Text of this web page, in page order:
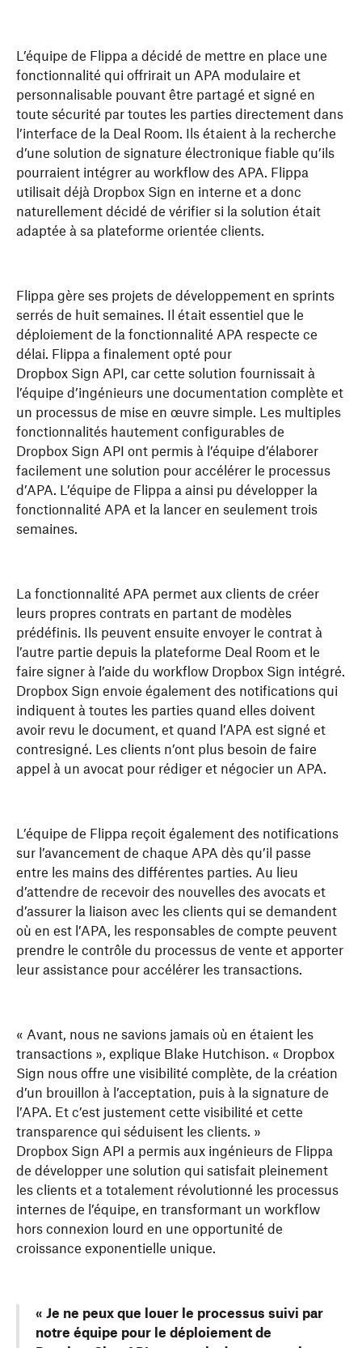
L’équipe de Flippa a décidé de mettre en place une
fonctionnalité qui offrirait un APA modulaire et
personnalisable pouvant être partagé et signé en
toute sécurité par toutes les parties directement dans
l’interface de la Deal Room. Ils étaient à la recherche
d’une solution de signature électronique fiable qu’ils
pourraient intégrer au workflow des APA. Flippa
utilisait déjà Dropbox Sign en interne et a donc
naturellement décidé de vérifier si la solution était
adaptée à sa plateforme orientée clients.
Flippa gère ses projets de développement en sprints
serrés de huit semaines. Il était essentiel que le
déploiement de la fonctionnalité APA respecte ce
délai. Flippa a finalement opté pour
Dropbox Sign API, car cette solution fournissait à
l’équipe d’ingénieurs une documentation complète et
un processus de mise en œuvre simple. Les multiples
fonctionnalités hautement configurables de
Dropbox Sign API ont permis à l’équipe d’élaborer
facilement une solution pour accélérer le processus
d’APA. L’équipe de Flippa a ainsi pu développer la
fonctionnalité APA et la lancer en seulement trois
semaines.
La fonctionnalité APA permet aux clients de créer
leurs propres contrats en partant de modèles
prédéfinis. Ils peuvent ensuite envoyer le contrat à
l’autre partie depuis la plateforme Deal Room et le
faire signer à l’aide du workflow Dropbox Sign intégré.
Dropbox Sign envoie également des notifications qui
indiquent à toutes les parties quand elles doivent
avoir revu le document, et quand l’APA est signé et
contresigné. Les clients n’ont plus besoin de faire
appel à un avocat pour rédiger et négocier un APA.
L’équipe de Flippa reçoit également des notifications
sur l’avancement de chaque APA dès qu’il passe
entre les mains des différentes parties. Au lieu
d’attendre de recevoir des nouvelles des avocats et
d’assurer la liaison avec les clients qui se demandent
où en est l’APA, les responsables de compte peuvent
prendre le contrôle du processus de vente et apporter
leur assistance pour accélérer les transactions.
« Avant, nous ne savions jamais où en étaient les
transactions », explique Blake Hutchison. « Dropbox
Sign nous offre une visibilité complète, de la création
d’un brouillon à l’acceptation, puis à la signature de
l’APA. Et c’est justement cette visibilité et cette
transparence qui séduisent les clients. »
Dropbox Sign API a permis aux ingénieurs de Flippa
de développer une solution qui satisfait pleinement
les clients et a totalement révolutionné les processus
internes de l’équipe, en transformant un workflow
hors connexion lourd en une opportunité de
croissance exponentielle unique.
« Je ne peux que louer le processus suivi par
notre équipe pour le déploiement de